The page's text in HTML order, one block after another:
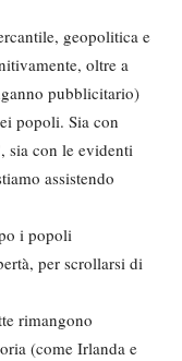
geopolitica e
oltre a
pubblicitario)
popoli. Sia con
sia con le evidenti
assistendo
i popoli
per scrollarsi di
rimangono
(come Irlanda e